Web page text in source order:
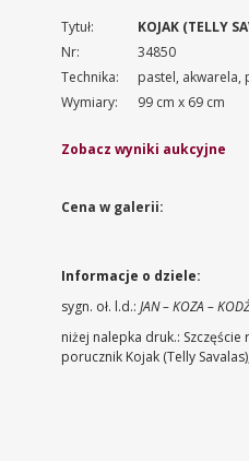
Tytuł:
KOJAK (TELLY
Nr:
34850
Technika:
pastel, akwarela,
Wymiary:
99 cm x 69 cm
Zobacz wyniki aukcyjne
Cena w galerii:
Informacje o dziele:
sygn. oł. l.d.:JAN – KOZA –
niżej nalepka druk.:
porucznik Kojak (Telly